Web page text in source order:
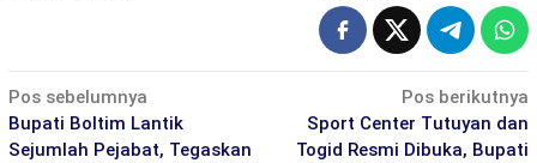
Navigasi
pos
Pos sebelumnya
Bupati Boltim Lantik
Sejumlah Pejabat, Tegaskan
Pos berikutnya
Sport Center Tutuyan dan
Togid Resmi Dibuka, Bupati